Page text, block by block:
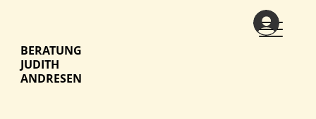
BERATUNG
JUDITH
ANDRESEN